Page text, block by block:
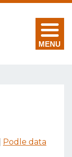
MENU
Podle data